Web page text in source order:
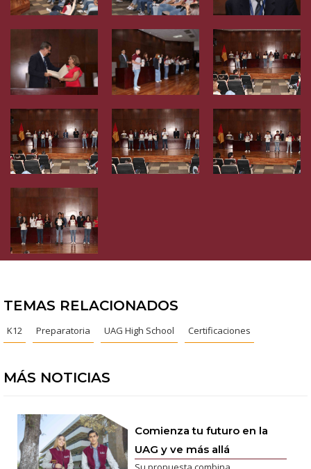
TEMAS RELACIONADOS
K12 Preparatoria UAG High School Certificaciones
MÁS NOTICIAS
Comienza tu futuro en la
UAG y ve más allá